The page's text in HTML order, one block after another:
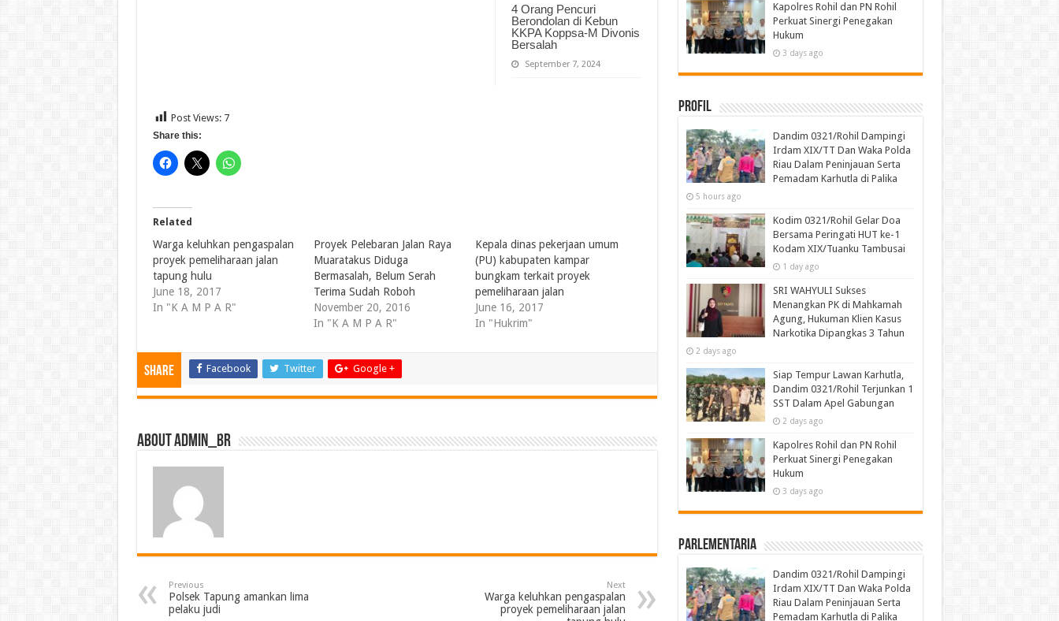
4 Orang Pencuri
Berondolan di Kebun
KKPA Koppsa-M Divonis
Bersalah
September 7, 2024
Post Views: 7
Share this:
Related
Warga keluhkan pengaspalan
proyek pemeliharaan jalan
tapung hulu
June 18, 2017
In "K A M P A R"
Proyek Pelebaran Jalan Raya
Muaratakus Diduga
Bermasalah, Belum Serah
Terima Sudah Roboh
November 20, 2016
In "K A M P A R"
Kepala dinas pekerjaan umum
(PU) kabupaten kampar
bungkam terkait proyek
pemeliharaan jalan
June 16, 2017
In "Hukrim"
Share Facebook Twitter Google +
About admin_br
Previous
Polsek Tapung amankan lima
pelaku judi
Next
Warga keluhkan pengaspalan
proyek pemeliharaan jalan
Kapolres Rohil dan PN Rohil
Perkuat Sinergi Penegakan
Hukum
3 days ago
Profil
Dandim 0321/Rohil Dampingi
Irdam XIX/TT Dan Waka Polda
Riau Dalam Peninjauan Serta
Pemadam Karhutla di Palika
5 hours ago
Kodim 0321/Rohil Gelar Doa
Bersama Peringati HUT ke-1
Kodam XIX/Tuanku Tambusai
1 day ago
SRI WAHYULI Sukses
Menangkan PK di Mahkamah
Agung, Hukuman Klien Kasus
Narkotika Dipangkas 3 Tahun
2 days ago
Siap Tempur Lawan Karhutla,
Dandim 0321/Rohil Terjunkan 1
SST Dalam Apel Gabungan
2 days ago
Kapolres Rohil dan PN Rohil
Perkuat Sinergi Penegakan
Hukum
3 days ago
Parlementaria
Dandim 0321/Rohil Dampingi
Irdam XIX/TT Dan Waka Polda
Riau Dalam Peninjauan Serta
Pemadam Karhutla di Palika